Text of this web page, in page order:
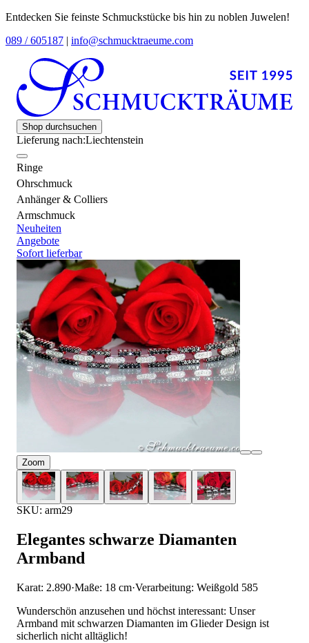
Entdecken Sie feinste Schmuckstücke bis hin zu noblen Juwelen!
089 / 605187 | info@schmucktraeume.com
Shop durchsuchen
Lieferung nach:Liechtenstein
Ringe
Ohrschmuck
Anhänger & Colliers
Armschmuck
Neuheiten
Angebote
Sofort lieferbar
Zoom
SKU: arm29
Elegantes schwarze Diamanten
Armband
Karat: 2.890·Maße: 18 cm·Verarbeitung: Weißgold 585
Wunderschön anzusehen und höchst interessant: Unser
Armband mit schwarzen Diamanten im Glieder Design ist
sicherlich nicht alltäglich!